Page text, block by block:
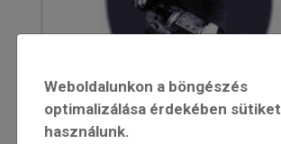
Weboldalunkon a böngészés
optimalizálása érdekében sütiket
használunk.